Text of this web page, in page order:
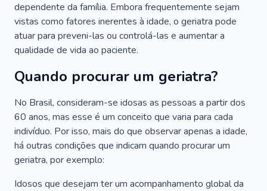
dependente da família. Embora frequentemente sejam
vistas como fatores inerentes à idade, o geriatra pode
atuar para preveni-las ou controlá-las e aumentar a
qualidade de vida ao paciente.
Quando procurar um geriatra?
No Brasil, consideram-se idosas as pessoas a partir dos
60 anos, mas esse é um conceito que varia para cada
indivíduo. Por isso, mais do que observar apenas a idade,
há outras condições que indicam quando procurar um
geriatra, por exemplo:
Idosos que desejam ter um acompanhamento global da